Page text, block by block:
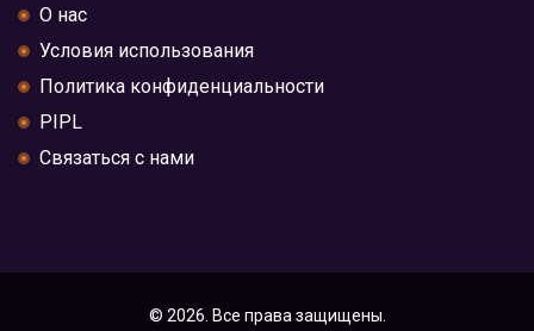
О нас
Условия использования
Политика конфиденциальности
PIPL
Связаться с нами
© 2026. Все права защищены.